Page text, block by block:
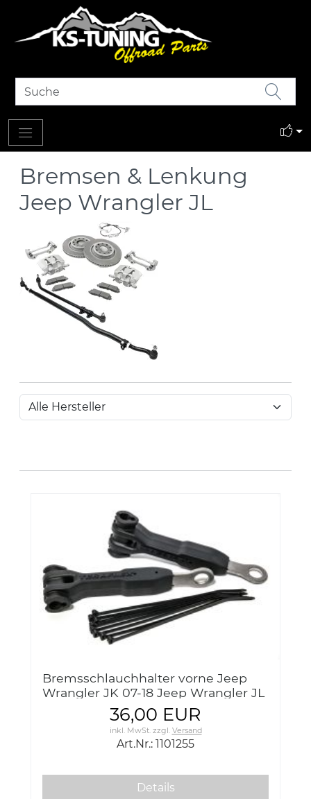
Bremsen & Lenkung
Jeep Wrangler JL
Bremsschlauchhalter vorne Jeep
Wrangler JK 07-18 Jeep Wrangler JL
18- Teraflex 1101255 JK/JKU Front
Brake Line Anchor Kit
36,00 EUR
inkl. MwSt.zzgl. Versand
Art.Nr.: 1101255
Details